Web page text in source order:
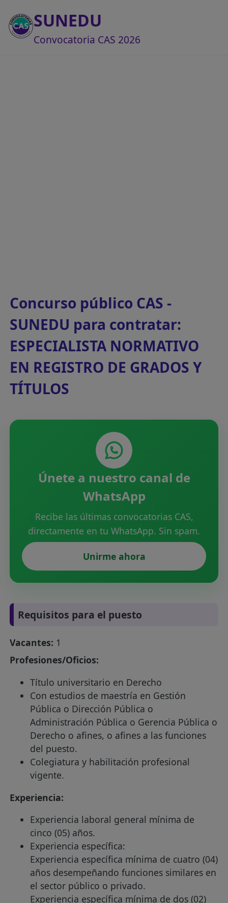
SUNEDU
Convocatoria CAS 2026
Concurso público CAS -
SUNEDU para contratar:
ESPECIALISTA NORMATIVO
EN REGISTRO DE GRADOS Y
TÍTULOS
Únete a nuestro canal de
WhatsApp
Recibe las últimas convocatorias CAS,
directamente en tu WhatsApp. Sin spam.
Unirme ahora
Requisitos para el puesto
Vacantes: 1
Profesiones/Oficios:
Título universitario en Derecho
Con estudios de maestría en Gestión
Pública o Dirección Pública o
Administración Pública o Gerencia Pública o
Derecho o afines, o afines a las funciones
del puesto.
Colegiatura y habilitación profesional
vigente.
Experiencia:
Experiencia laboral general mínima de
cinco (05) años.
Experiencia específica:
Experiencia específica mínima de cuatro (04)
años desempeñando funciones similares en
el sector público o privado.
Experiencia específica mínima de dos (02)